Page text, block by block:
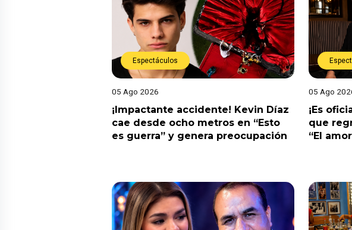
Espectáculos
05 Ago 2026
¡Impactante accidente! Kevin Díaz
cae desde ocho metros en “Esto
es guerra” y genera preocupación
05 Ago
¡Es
que
“El